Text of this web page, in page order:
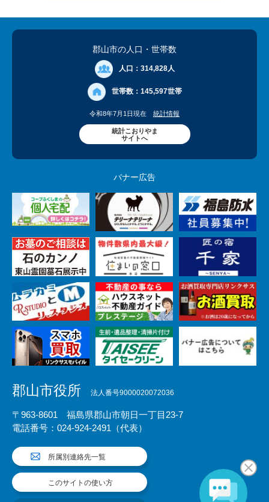
郡山市の人口 ・世帯数
人口： 314,828人
世帯数： 145,597世帯
令和8年7月1日現在 統計情報
統計こおりやま
サイトへ
バナー広告
郡山市役所 法人番号9000020072036
〒963-8601 福島県郡山市朝日一丁目23-7
電話番号：024-924-2491（代表）
所属別連絡先一覧
このサイトの使い方